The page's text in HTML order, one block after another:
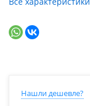
Нашли дешевле?